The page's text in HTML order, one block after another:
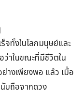
จทั้งในโลกมนุษย์และ
าในขณะที่มีชีวิตใน
างเพียงพอ แล้ว เมื่อ
บถือจากดวง